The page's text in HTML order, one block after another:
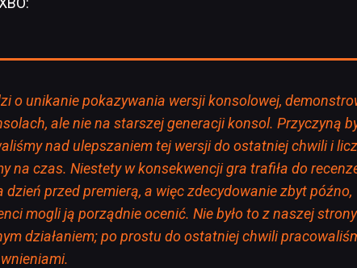
o unikanie pokazywania wersji konsolowej,
ale nie na starszej generacji konsol. Przyczyną
nad ulepszaniem tej wersji do ostatniej chwili i
na czas. Niestety w konsekwencji gra trafiła do
dzień przed premierą, a więc zdecydowanie zbyt późno,
mogli ją porządnie ocenić. Nie było to z naszej strony
działaniem; po prostu do ostatniej chwili